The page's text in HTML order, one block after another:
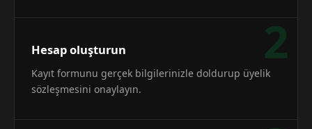
2
Hesap oluşturun
Kayıt formunu gerçek bilgilerinizle doldurup üyelik
sözleşmesini onaylayın.